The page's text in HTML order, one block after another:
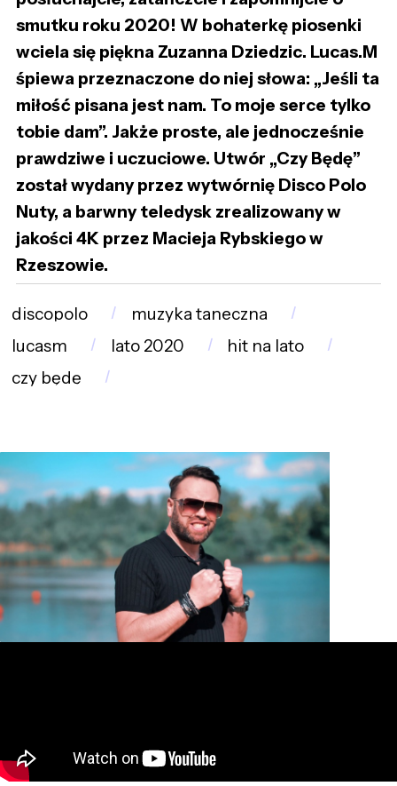
smutku roku 2020! W bohaterkę piosenki
wciela się piękna Zuzanna Dziedzic. Lucas.M
śpiewa przeznaczone do niej słowa: „Jeśli ta
miłość pisana jest nam. To moje serce tylko
tobie dam”. Jakże proste, ale jednocześnie
prawdziwe i uczuciowe. Utwór „Czy Będę”
został wydany przez wytwórnię Disco Polo
Nuty, a barwny teledysk zrealizowany w
jakości 4K przez Macieja Rybskiego w
Rzeszowie.
discopolo
muzyka taneczna
lucasm
lato 2020
hit na lato
czy będę